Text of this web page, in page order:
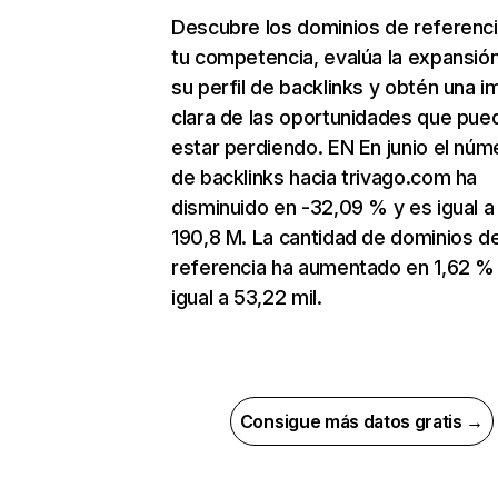
Descubre los dominios de
tu competencia, evalúa la
su perfil de backlinks y obtén una
clara de las oportunidades que
estar perdiendo. EN En junio el
de backlinks hacia trivago.com ha
disminuido en -32,09 % y es igual a
190,8 M. La cantidad de dominios
referencia ha aumentado en 1,62
igual a 53,22 mil.
Consigue más datos gratis →